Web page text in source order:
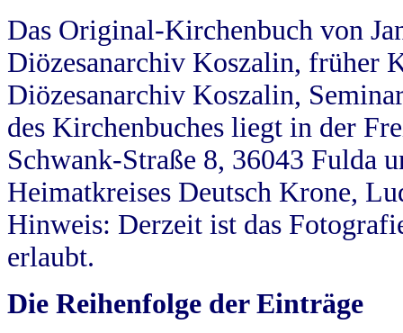
Das Original-Kirchenbuch von
Diözesanarchiv Koszalin, früher
Diözesanarchiv Koszalin,
des Kirchenbuches liegt in der
Schwank-Straße 8, 36043 Fulda
Heimatkreises Deutsch Krone,
Hinweis: Derzeit ist das
erlaubt.
Die Reihenfolge der Einträge